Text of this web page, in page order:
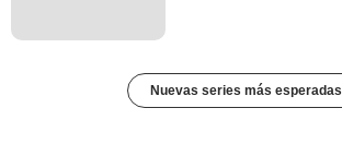
Nuevas series más esperadas